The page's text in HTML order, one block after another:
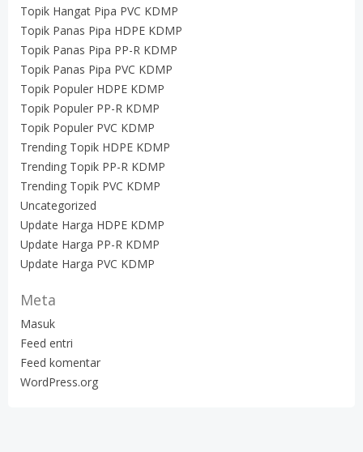
Topik Hangat Pipa PVC KDMP
Topik Panas Pipa HDPE KDMP
Topik Panas Pipa PP-R KDMP
Topik Panas Pipa PVC KDMP
Topik Populer HDPE KDMP
Topik Populer PP-R KDMP
Topik Populer PVC KDMP
Trending Topik HDPE KDMP
Trending Topik PP-R KDMP
Trending Topik PVC KDMP
Uncategorized
Update Harga HDPE KDMP
Update Harga PP-R KDMP
Update Harga PVC KDMP
Meta
Masuk
Feed entri
Feed komentar
WordPress.org